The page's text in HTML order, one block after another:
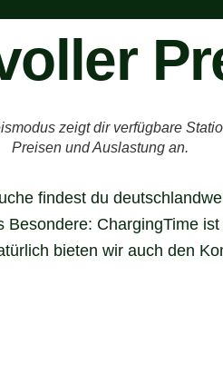
zeigt dir verfügbare
Preisen und Auslastung an.
findest du
ChargingTime
bieten wir auch den